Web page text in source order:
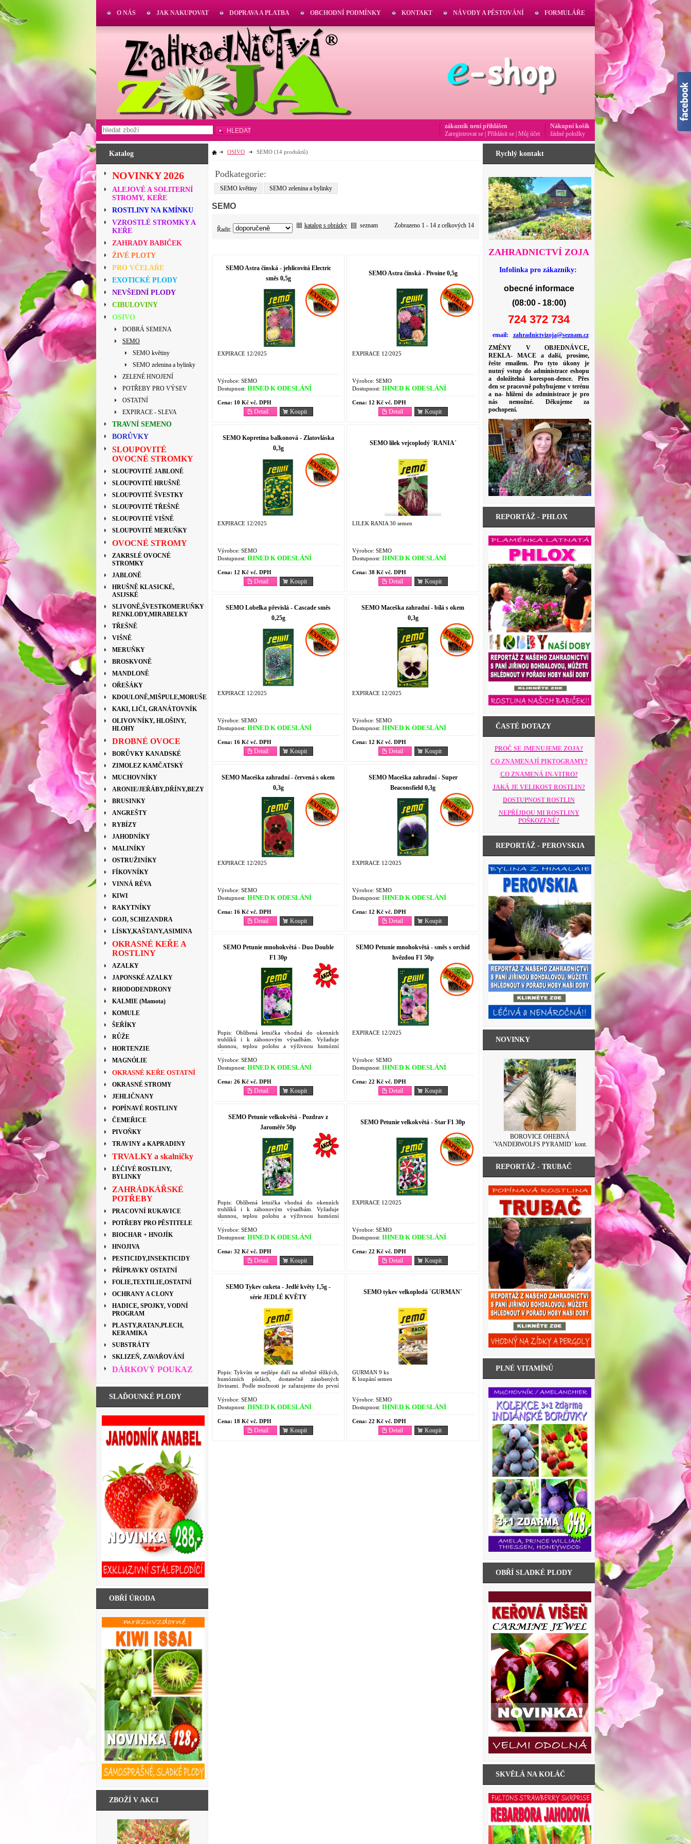
Katalog
NOVINKY 2026
ALEJOVÉ A SOLITERNÍ
STROMY, KEŘE
ROSTLINY NA KMÍNKU
VZROSTLÉ STROMKY A
KEŘE
ZAHRADY BABIČEK
ŽIVÉ PLOTY
PRO VČELAŘE
EXOTICKÉ PLODY
NEVŠEDNÍ PLODY
CIBULOVINY
OSIVO
DOBRÁ SEMENA
SEMO
SEMO květiny
SEMO zelenina a bylinky
ZELENÉ HNOJENÍ
POTŘEBY PRO VÝSEV
OSTATNÍ
EXPIRACE - SLEVA
TRAVNÍ SEMENO
BORŮVKY
SLOUPOVITÉ
OVOCNÉ STROMKY
SLOUPOVITÉ JABLONĚ
SLOUPOVITÉ HRUŠNĚ
SLOUPOVITÉ ŠVESTKY
SLOUPOVITÉ TŘEŠNĚ
SLOUPOVITÉ VIŠNĚ
SLOUPOVITÉ MERUŇKY
OVOCNÉ STROMY
ZAKRSLÉ OVOCNÉ
STROMKY
JABLONĚ
HRUŠNĚ KLASICKÉ,
ASIJSKÉ
SLIVONĚ,ŠVESTKOMERUŇKY
RENKLODY,MIRABELKY
TŘEŠNĚ
VIŠNĚ
MERUŇKY
BROSKVONĚ
MANDLONĚ
OŘEŠÁKY
KDOULONĚ,MIŠPULE,MORUŠE
KAKI, LIČI, GRANÁTOVNÍK
OLIVOVNÍKY, HLOŠINY,
HLOHY
DROBNÉ OVOCE
BORŮVKY KANADSKÉ
ZIMOLEZ KAMČATSKÝ
MUCHOVNÍKY
ARONIE/JEŘÁBY,DŘÍNY,BEZY
BRUSINKY
ANGREŠTY
RYBÍZY
JAHODNÍKY
MALINÍKY
OSTRUŽINÍKY
FÍKOVNÍKY
VINNÁ RÉVA
KIWI
RAKYTNÍKY
GOJI, SCHIZANDRA
LÍSKY,KAŠTANY,ASIMINA
OKRASNÉ KEŘE A
ROSTLINY
AZALKY
JAPONSKÉ AZALKY
RHODODENDRONY
KALMIE (Mamota)
KOMULE
ŠEŘÍKY
RŮŽE
HORTENZIE
MAGNÓLIE
OKRASNÉ KEŘE OSTATNÍ
OKRASNÉ STROMY
JEHLIČNANY
POPÍNAVÉ ROSTLINY
ČEMEŘICE
PIVOŇKY
TRAVINY a KAPRADINY
TRVALKY a skalničky
LÉČIVÉ ROSTLINY,
BYLINKY
ZAHRÁDKÁŘSKÉ
POTŘEBY
PRACOVNÍ RUKAVICE
POTŘEBY PRO PĚSTITELE
BIOCHAR + HNOJÍK
HNOJIVA
PESTICIDY,INSEKTICIDY
PŘÍPRAVKY OSTATNÍ
FOLIE,TEXTILIE,OSTATNÍ
OCHRANY A CLONY
HADICE, SPOJKY, VODNÍ
PROGRAM
PLASTY,RATAN,PLECH,
KERAMIKA
SUBSTRÁTY
SKLIZEŇ, ZAVAŘOVÁNÍ
DÁRKOVÝ POUKAZ
SLAĎOUNKÉ PLODY
OBŘÍ ÚRODA
ZBOŽÍ V AKCI
OSIVO SEMO (14 produktů)
Podkategorie:
SEMO květiny SEMO zelenina a bylinky
SEMO
Řadit:
katalog s obrázky seznam Zobrazeno 1 - 14 z celkových 14
SEMO Astra čínská - jehlicovitá Electric
směs 0,5g
EXPIRACE 12/2025
Výrobce: SEMO
Dostupnost: IHNED K ODESLÁNÍ
Cena: 10 Kč vč. DPH
Koupit
Detail
SEMO Astra čínská - Pivoine 0,5g
EXPIRACE 12/2025
Výrobce: SEMO
Dostupnost: IHNED K ODESLÁNÍ
Cena: 12 Kč vč. DPH
Koupit
Detail
SEMO Kopretina balkonová - Zlatovláska
0,3g
EXPIRACE 12/2025
Výrobce: SEMO
Dostupnost: IHNED K ODESLÁNÍ
Cena: 12 Kč vč. DPH
Koupit
Detail
SEMO lilek vejcoplodý ´RANIA´
LILEK RANIA 30 semen
Výrobce: SEMO
Dostupnost: IHNED K ODESLÁNÍ
Cena: 38 Kč vč. DPH
Koupit
Detail
SEMO Lobelka převislá - Cascade směs
0,25g
EXPIRACE 12/2025
Výrobce: SEMO
Dostupnost: IHNED K ODESLÁNÍ
Cena: 16 Kč vč. DPH
Koupit
Detail
SEMO Maceška zahradní - bílá s okem
0,3g
EXPIRACE 12/2025
Výrobce: SEMO
Dostupnost: IHNED K ODESLÁNÍ
Cena: 12 Kč vč. DPH
Koupit
Detail
SEMO Maceška zahradní - červená s okem
0,3g
EXPIRACE 12/2025
Výrobce: SEMO
Dostupnost: IHNED K ODESLÁNÍ
Cena: 16 Kč vč. DPH
Koupit
Detail
SEMO Maceška zahradní - Super
Beaconsfield 0,3g
EXPIRACE 12/2025
Výrobce: SEMO
Dostupnost: IHNED K ODESLÁNÍ
Cena: 12 Kč vč. DPH
Koupit
Detail
SEMO Petunie mnohokvětá - Duo Double
F1 30p
Popis: Oblíbená letnička vhodná do okenních
truhlíků i k záhonovým výsadbám. Vyžaduje
slunnou, teplou polohu a výživnou humózní
půdu. Nesnáší větrné stanoviště. Semeno sejeme na
povrch jemně...
Výrobce: SEMO
Dostupnost: IHNED K ODESLÁNÍ
Cena: 26 Kč vč. DPH
Koupit
Detail
SEMO Petunie mnohokvětá - směs s orchid
hvězdou F1 50p
EXPIRACE 12/2025
Výrobce: SEMO
Dostupnost: IHNED K ODESLÁNÍ
Cena: 22 Kč vč. DPH
Koupit
Detail
SEMO Petunie velkokvětá - Pozdrav z
Jaroměře 50p
Popis: Oblíbená letnička vhodná do okenních
truhlíků i k záhonovým výsadbám. Vyžaduje
slunnou, teplou polohu a výživnou humózní
půdu. Nesnáší větrné stanoviště. Semeno sejeme na
povrch jemně...
Výrobce: SEMO
Dostupnost: IHNED K ODESLÁNÍ
Cena: 32 Kč vč. DPH
Koupit
Detail
SEMO Petunie velkokvětá - Star F1 30p
EXPIRACE 12/2025
Výrobce: SEMO
Dostupnost: IHNED K ODESLÁNÍ
Cena: 22 Kč vč. DPH
Koupit
Detail
SEMO Tykev cuketa - Jedlé květy 1,5g -
série JEDLÉ KVĚTY
Popis: Tykvím se nejlépe daří na středně těžkých,
humózních půdách, dostatečně zásobených
živinami. Podle možnosti je zařazujeme do první
silnými větry....
Výrobce: SEMO
Dostupnost: IHNED K ODESLÁNÍ
Cena: 18 Kč vč. DPH
Koupit
Detail
SEMO tykev velkoplodá ´GURMAN´
GURMAN 9 ks
K loupání semen
Výrobce: SEMO
Dostupnost: IHNED K ODESLÁNÍ
Cena: 22 Kč vč. DPH
Koupit
Detail
Rychlý kontakt
ZAHRADNICTVÍ ZOJA
Infolinka pro zákazníky:
obecné informace
(08:00 - 18:00)
724 372 734
email: zahradnictvizoja@seznam.cz
ZMĚNY V OBJEDNÁVCE,
REKLA- MACE a další, prosíme,
řešte emailem. Pro tyto úkony je
nutný vstup do administrace eshopu
a doložitelná korespon-dence. Přes
den se pracovně pohybujeme v terénu
a na- hlížení do administrace je pro
nás nemožné. Děkujeme za
pochopení.
REPORTÁŽ - PHLOX
ČASTÉ DOTAZY
PROČ SE JMENUJEME ZOJA?
CO ZNAMENAJÍ PIKTOGRAMY?
CO ZNAMENÁ IN-VITRO?
JAKÁ JE VELIKOST ROSTLIN?
DOSTUPNOST ROSTLIN
NEPŘÍJDOU MI ROSTLINY
POŠKOZENÉ?
REPORTÁŽ - PEROVSKIA
NOVINKY
SKLENICE ZAVAŘOVACÍ S VÍČKEM
LEVANDULE 500ML
REPORTÁŽ - TRUBAČ
PLNÉ VITAMÍNŮ
OBŘÍ SLADKÉ PLODY
SKVĚLÁ NA KOLÁČ
O NÁS JAK NAKUPOVAT DOPRAVA A PLATBA OBCHODNÍ PODMÍNKY KONTAKT NÁVODY A PĚSTOVÁNÍ FORMULÁŘE
HLEDAT
Nákupní košík
žádné položky
zákazník není přihlášen
Zaregistrovat se Přihlásit se Můj účet